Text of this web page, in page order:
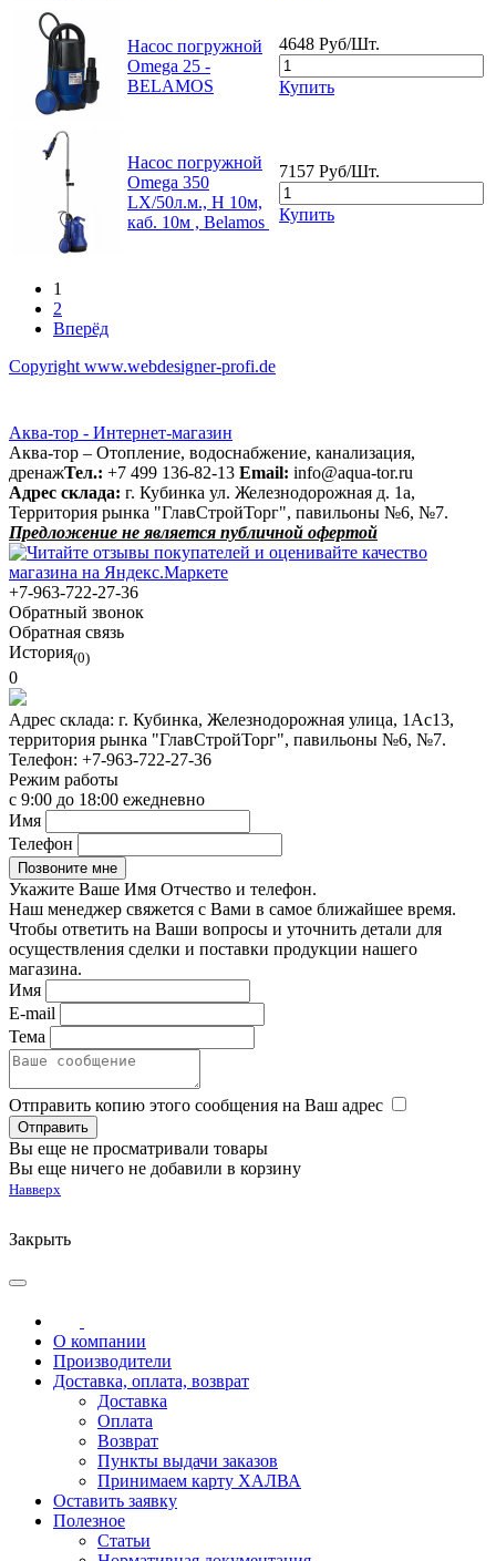
Насос погружной
Omega 25 -
BELAMOS
4648 Руб/Шт.
Купить
Насос погружной
Omega 350
LX/50л.м., Н 10м,
каб. 10м , Belamos
7157 Руб/Шт.
Купить
1
2
Вперёд
Copyright www.webdesigner-profi.de
Аква-тор - Интернет-магазин
Аква-тор – Отопление, водоснабжение, канализация,
дренажТел.: +7 499 136-82-13 Email: info@aqua-tor.ru
Адрес склада: г. Кубинка ул. Железнодорожная д. 1а,
Территория рынка "ГлавСтройТорг", павильоны №6, №7.
Предложение не является публичной офертой
+7-963-722-27-36
Обратный звонок
Обратная связь
История(0)
0
Адрес склада: г. Кубинка, Железнодорожная улица, 1Ас13,
территория рынка "ГлавСтройТорг", павильоны №6, №7.
Телефон: +7-963-722-27-36
Режим работы
с 9:00 до 18:00 ежедневно
Имя
Телефон
Укажите Ваше Имя Отчество и телефон.
Наш менеджер свяжется с Вами в самое ближайшее время.
Чтобы ответить на Ваши вопросы и уточнить детали для
осуществления сделки и поставки продукции нашего
магазина.
Имя
E-mail
Тема
Отправить копию этого сообщения на Ваш адрес
Вы еще не просматривали товары
Вы еще ничего не добавили в корзину
Навверх
Закрыть
О компании
Производители
Доставка, оплата, возврат
Доставка
Оплата
Возврат
Пункты выдачи заказов
Принимаем карту ХАЛВА
Оставить заявку
Полезное
Статьи